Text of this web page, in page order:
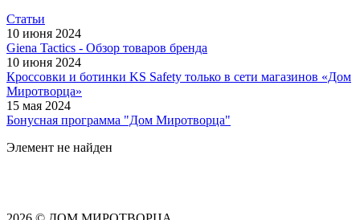
Статьи
10 июня 2024
Giena Tactics - Обзор товаров бренда
10 июня 2024
Кроссовки и ботинки KS Safety только в сети магазинов «Дом
Миротворца»
15 мая 2024
Бонусная программа "Дом Миротворца"
Элемент не найден